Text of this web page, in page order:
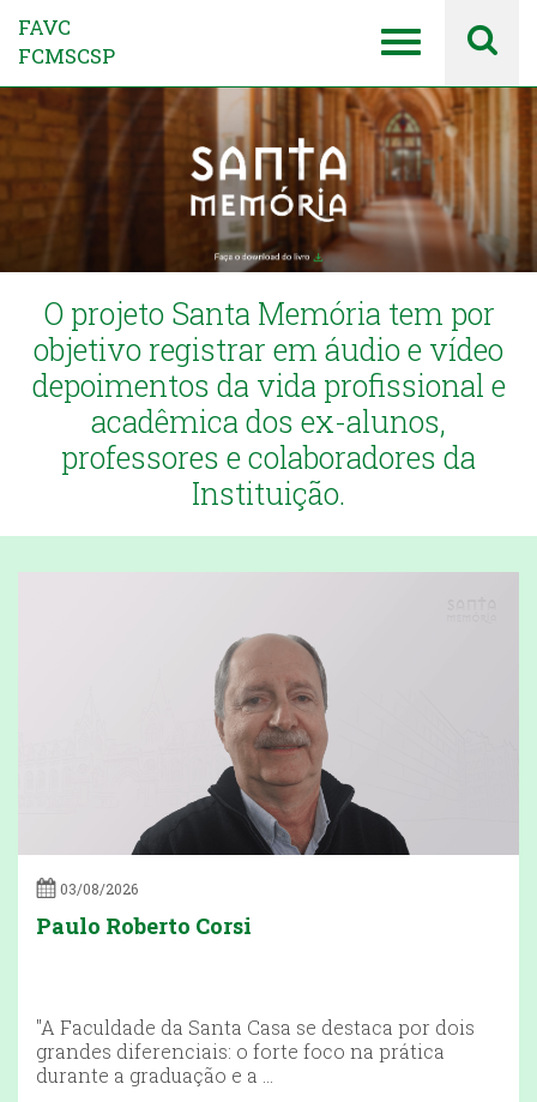
FAVC
FCMSCSP
O projeto Santa Memória tem por
objetivo registrar em áudio e vídeo
depoimentos da vida profissional e
acadêmica dos ex-alunos,
professores e colaboradores da
Instituição.
03/08/2026
Paulo Roberto Corsi
"A Faculdade da Santa Casa se destaca por dois
grandes diferenciais: o forte foco na prática
durante a graduação e a ...